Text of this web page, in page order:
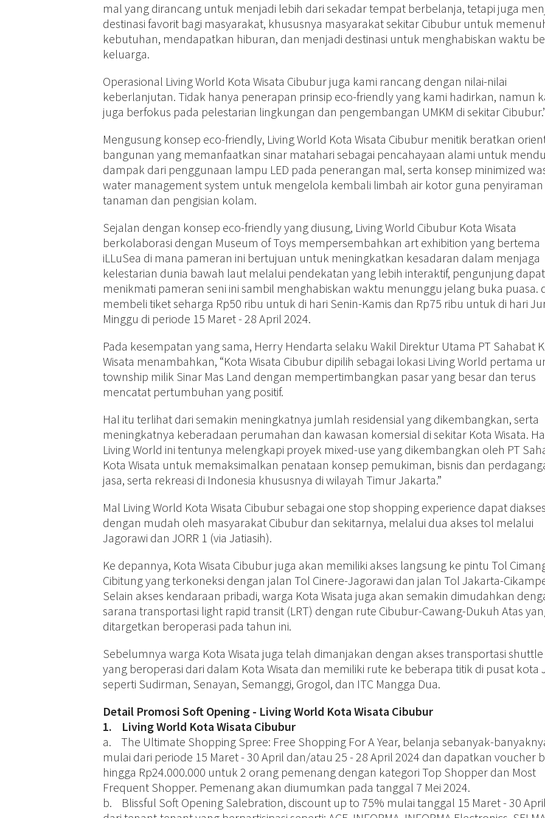
mal yang dirancang untuk menjadi lebih dari sekadar tempat berbelanja, tetapi juga
destinasi favorit bagi masyarakat, khususnya masyarakat sekitar Cibubur untuk
kebutuhan, mendapatkan hiburan, dan menjadi destinasi untuk menghabiskan waktu
keluarga.
Operasional Living World Kota Wisata Cibubur juga kami rancang dengan nilai-nilai
keberlanjutan. Tidak hanya penerapan prinsip eco-friendly yang kami hadirkan, namun
juga berfokus pada pelestarian lingkungan dan pengembangan UMKM di sekitar
Mengusung konsep eco-friendly, Living World Kota Wisata Cibubur menitik beratkan
bangunan yang memanfaatkan sinar matahari sebagai pencahayaan alami untuk
dampak dari penggunaan lampu LED pada penerangan mal, serta konsep minimized
water management system untuk mengelola kembali limbah air kotor guna penyiraman
tanaman dan pengisian kolam.
Sejalan dengan konsep eco-friendly yang diusung, Living World Cibubur Kota Wisata
berkolaborasi dengan Museum of Toys mempersembahkan art exhibition yang bertema
iLLuSea di mana pameran ini bertujuan untuk meningkatkan kesadaran dalam menjaga
kelestarian dunia bawah laut melalui pendekatan yang lebih interaktif, pengunjung dapat
menikmati pameran seni ini sambil menghabiskan waktu menunggu jelang buka puasa.
membeli tiket seharga Rp50 ribu untuk di hari Senin-Kamis dan Rp75 ribu untuk di hari
Minggu di periode 15 Maret - 28 April 2024.
Pada kesempatan yang sama, Herry Hendarta selaku Wakil Direktur Utama PT Sahabat
Wisata menambahkan, “Kota Wisata Cibubur dipilih sebagai lokasi Living World pertama
township milik Sinar Mas Land dengan mempertimbangkan pasar yang besar dan terus
mencatat pertumbuhan yang positif.
Hal itu terlihat dari semakin meningkatnya jumlah residensial yang dikembangkan, serta
meningkatnya keberadaan perumahan dan kawasan komersial di sekitar Kota Wisata.
Living World ini tentunya melengkapi proyek mixed-use yang dikembangkan oleh PT
Kota Wisata untuk memaksimalkan penataan konsep pemukiman, bisnis dan
jasa, serta rekreasi di Indonesia khususnya di wilayah Timur Jakarta.”
Mal Living World Kota Wisata Cibubur sebagai one stop shopping experience dapat
dengan mudah oleh masyarakat Cibubur dan sekitarnya, melalui dua akses tol melalui
Jagorawi dan JORR 1 (via Jatiasih).
Ke depannya, Kota Wisata Cibubur juga akan memiliki akses langsung ke pintu Tol
Cibitung yang terkoneksi dengan jalan Tol Cinere-Jagorawi dan jalan Tol Jakarta-
Selain akses kendaraan pribadi, warga Kota Wisata juga akan semakin dimudahkan
sarana transportasi light rapid transit (LRT) dengan rute Cibubur-Cawang-Dukuh Atas
ditargetkan beroperasi pada tahun ini.
Sebelumnya warga Kota Wisata juga telah dimanjakan dengan akses transportasi
yang beroperasi dari dalam Kota Wisata dan memiliki rute ke beberapa titik di pusat kota
seperti Sudirman, Senayan, Semanggi, Grogol, dan ITC Mangga Dua.
Detail Promosi Soft Opening - Living World Kota Wisata Cibubur
1. Living World Kota Wisata Cibubur
a. The Ultimate Shopping Spree: Free Shopping For A Year, belanja sebanyak-
mulai dari periode 15 Maret - 30 April dan/atau 25 - 28 April 2024 dan dapatkan voucher
hingga Rp24.000.000 untuk 2 orang pemenang dengan kategori Top Shopper dan Most
Frequent Shopper. Pemenang akan diumumkan pada tanggal 7 Mei 2024.
b. Blissful Soft Opening Salebration, discount up to 75% mulai tanggal 15 Maret - 30